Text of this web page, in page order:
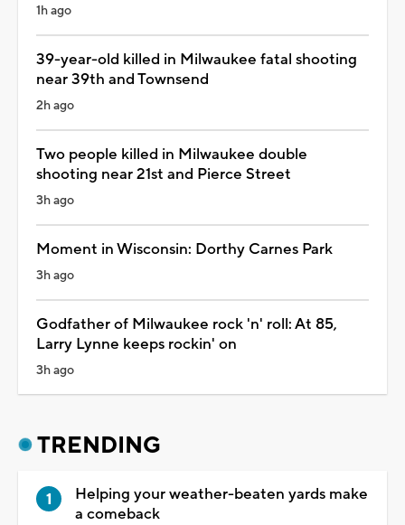
1h ago
39-year-old killed in Milwaukee fatal shooting
near 39th and Townsend
2h ago
Two people killed in Milwaukee double
shooting near 21st and Pierce Street
3h ago
Moment in Wisconsin: Dorthy Carnes Park
3h ago
Godfather of Milwaukee rock 'n' roll: At 85,
Larry Lynne keeps rockin' on
3h ago
TRENDING
Helping your weather-beaten yards make
a comeback